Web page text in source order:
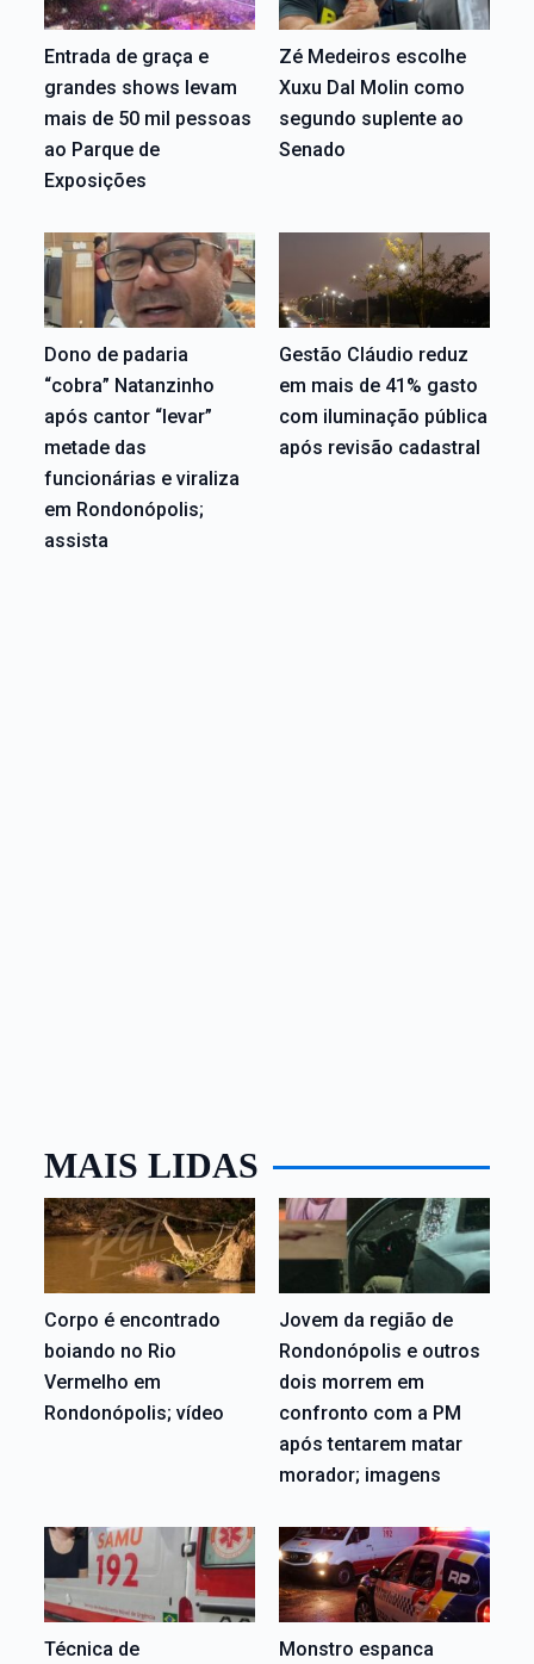
Entrada de graça e
grandes shows levam
mais de 50 mil pessoas
ao Parque de
Exposições
Zé Medeiros escolhe
Xuxu Dal Molin como
segundo suplente ao
Senado
Dono de padaria
“cobra” Natanzinho
após cantor “levar”
metade das
funcionárias e viraliza
em Rondonópolis;
assista
Gestão Cláudio reduz
em mais de 41% gasto
com iluminação pública
após revisão cadastral
MAIS LIDAS
Corpo é encontrado
boiando no Rio
Vermelho em
Rondonópolis; vídeo
Jovem da região de
Rondonópolis e outros
dois morrem em
confronto com a PM
após tentarem matar
morador; imagens
Técnica de
Monstro espanca